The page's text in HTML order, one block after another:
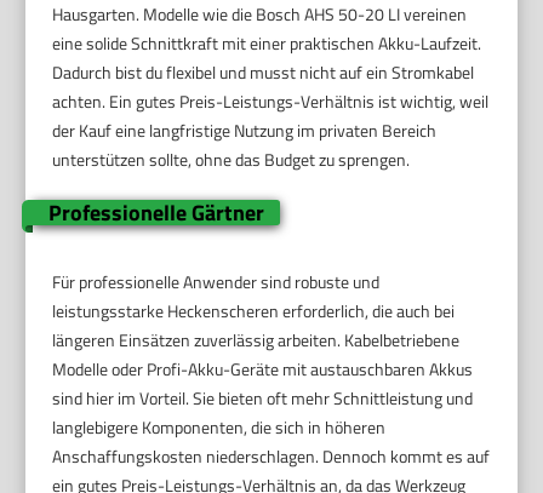
Hausgarten. Modelle wie die Bosch AHS 50-20 LI vereinen
eine solide Schnittkraft mit einer praktischen Akku-Laufzeit.
Dadurch bist du flexibel und musst nicht auf ein Stromkabel
achten. Ein gutes Preis-Leistungs-Verhältnis ist wichtig, weil
der Kauf eine langfristige Nutzung im privaten Bereich
unterstützen sollte, ohne das Budget zu sprengen.
Professionelle Gärtner
Für professionelle Anwender sind robuste und
leistungsstarke Heckenscheren erforderlich, die auch bei
längeren Einsätzen zuverlässig arbeiten. Kabelbetriebene
Modelle oder Profi-Akku-Geräte mit austauschbaren Akkus
sind hier im Vorteil. Sie bieten oft mehr Schnittleistung und
langlebigere Komponenten, die sich in höheren
Anschaffungskosten niederschlagen. Dennoch kommt es auf
ein gutes Preis-Leistungs-Verhältnis an, da das Werkzeug